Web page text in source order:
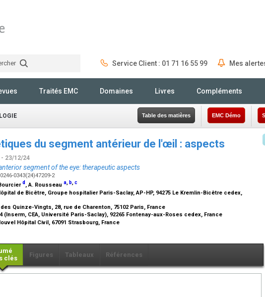
Service Client : 01 71 16 55 99 Mes
Traités EMC Domaines Livres Compléments
Table des matières EMC Démo
du segment antérieur de l'œil : aspects
- 23/12/24
segment of the eye: therapeutic aspects
0343(24)47209-2
d , A. Rousseau a, b,c
de Bicêtre, Groupe hospitalier Paris-Saclay, AP-HP, 94275 Le Kremlin-Bicêtre cedex,
Quinze-Vingts, 28, rue de Charenton, 75102 Paris, France
(Inserm, CEA, Université Paris-Saclay), 92265 Fontenay-aux-Roses cedex, France
Hôpital Civil, 67091 Strasbourg, France
clés
Figures Tableaux Références